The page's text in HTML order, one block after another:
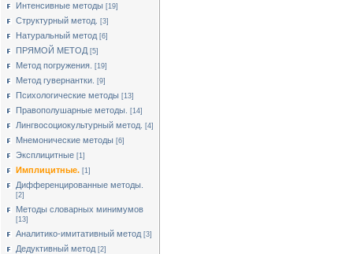
Интенсивные методы [19]
Структурный метод. [3]
Натуральный метод [6]
ПРЯМОЙ МЕТОД [5]
Метод погружения. [19]
Метод гувернантки. [9]
Психологические методы [13]
Правополушарные методы. [14]
Лингвосоциокультурный метод. [4]
Мнемонические методы [6]
Эксплицитные [1]
Имплицитные. [1]
Дифференцированные методы.
[2]
Методы словарных минимумов
[13]
Аналитико-имитативный метод [3]
Дедуктивный метод [2]